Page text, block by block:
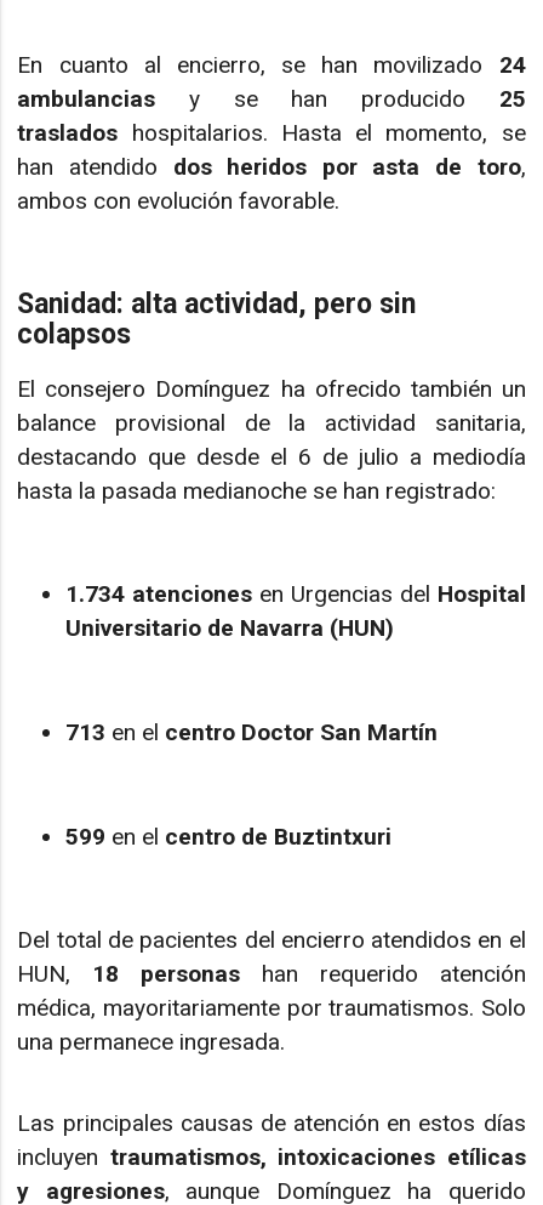
En cuanto al encierro, se han movilizado 24
ambulancias y se han producido 25
traslados hospitalarios. Hasta el momento, se
han atendido dos heridos por asta de toro,
ambos con evolución favorable.
Sanidad: alta actividad, pero sin
colapsos
El consejero Domínguez ha ofrecido también un
balance provisional de la actividad sanitaria,
destacando que desde el 6 de julio a mediodía
hasta la pasada medianoche se han registrado:
1.734 atenciones en Urgencias del Hospital
Universitario de Navarra (HUN)
713 en el centro Doctor San Martín
599 en el centro de Buztintxuri
Del total de pacientes del encierro atendidos en el
HUN, 18 personas han requerido atención
médica, mayoritariamente por traumatismos. Solo
una permanece ingresada.
Las principales causas de atención en estos días
incluyen traumatismos, intoxicaciones etílicas
y agresiones, aunque Domínguez ha querido